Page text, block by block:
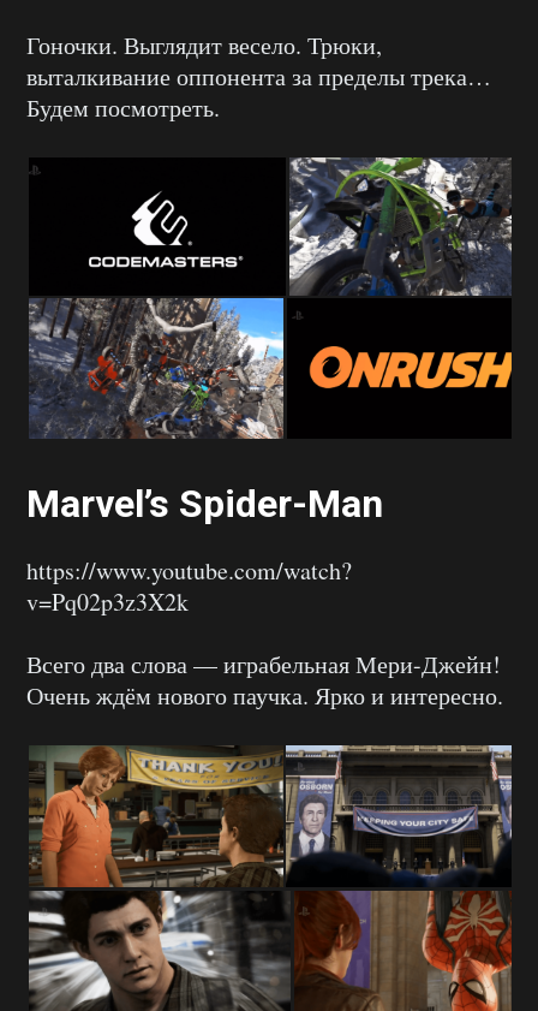
Гоночки. Выглядит весело. Трюки,
выталкивание оппонента за пределы трека…
Будем посмотреть.
Marvel’s Spider-Man
https://www.youtube.com/watch?
v=Pq02p3z3X2k
Всего два слова — играбельная Мери-Джейн!
Очень ждём нового паучка. Ярко и интересно.